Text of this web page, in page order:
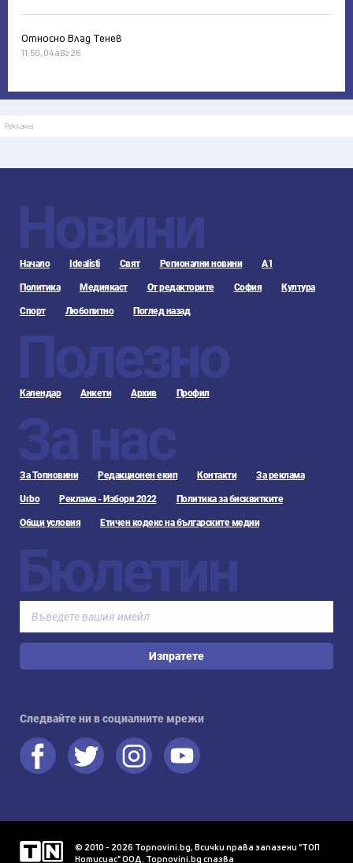
Относно Влад Тенев
11:50, 04 авг 26
Реклама
Новини
Начало Idealisti Свят Регионални новини А1
Политика Медиякаст От редакторите София Култура
Спорт Любопитно Поглед назад
Полезно
Календар Анкети Архив Профил
За нас
За Топновини Редакционен екип Контакти За реклама
Urbo Реклама - Избори 2022 Политика за бисквитките
Общи условия Етичен кодекс на българските медии
Бюлетин
Изпратете
Следвайте ни в социалните мрежи
© 2010 - 2026 Topnovini.bg, Всички права запазени "ТОП
Нотисиас" ООД. Topnovini.bg спазва